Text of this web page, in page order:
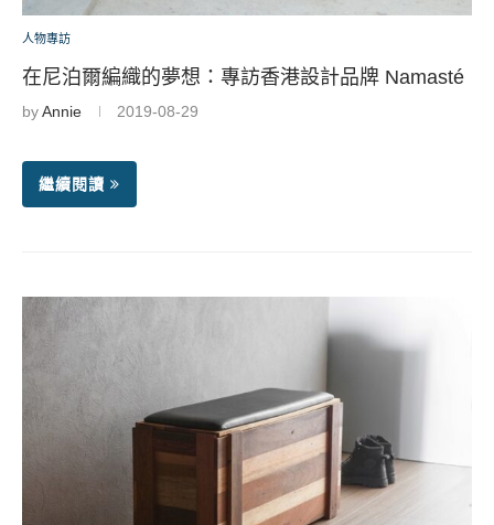
人物專訪
在尼泊爾編織的夢想：專訪香港設計品牌 Namasté
byAnnie 2019-08-29
繼續閱讀